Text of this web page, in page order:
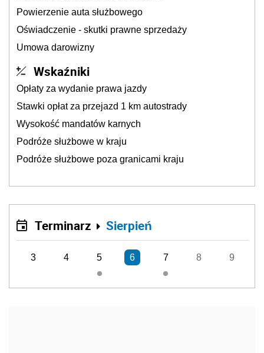
Powierzenie auta służbowego
Oświadczenie - skutki prawne sprzedaży
Umowa darowizny
Wskaźniki
Opłaty za wydanie prawa jazdy
Stawki opłat za przejazd 1 km autostrady
Wysokość mandatów karnych
Podróże służbowe w kraju
Podróże służbowe poza granicami kraju
Terminarz Sierpień
3 4 5 6 7 8 9